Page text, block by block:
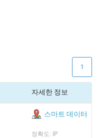
1
자세한 정보
스마트 데이터
정확도: IP